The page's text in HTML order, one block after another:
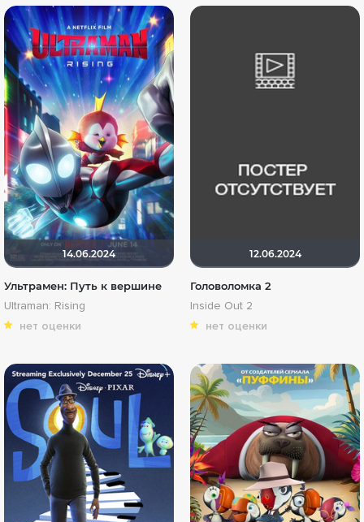
14.06.2024
Ультрамен: Путь к вершине
Ultraman: Rising
нет оценки
12.06.2024
Головоломка 2
Inside Out 2
нет оценки